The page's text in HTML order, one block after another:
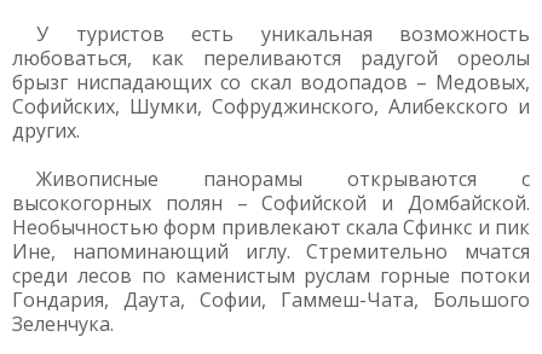
У туристов есть уникальная возможность
любоваться, как переливаются радугой ореолы
брызг ниспадающих со скал водопадов – Медовых,
Софийских, Шумки, Софруджинского, Алибекского и
других.
Живописные панорамы открываются с
высокогорных полян – Софийской и Домбайской.
Необычностью форм привлекают скала Сфинкс и пик
Ине, напоминающий иглу. Стремительно мчатся
среди лесов по каменистым руслам горные потоки
Гондария, Даута, Софии, Гаммеш-Чата, Большого
Зеленчука.